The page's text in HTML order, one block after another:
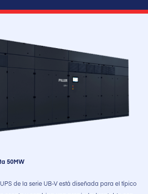
50MW
de la serie UB-V está diseñada para el típico